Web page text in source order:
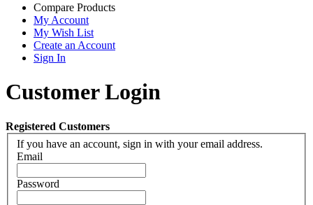
Compare Products
My Account
My Wish List
Create an Account
Sign In
Customer Login
Registered Customers
If you have an account, sign in with your email address.
Email
Password